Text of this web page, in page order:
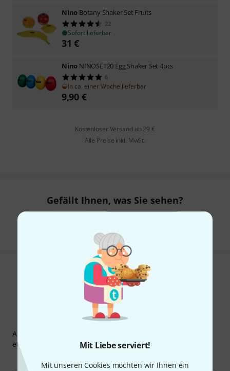
Mit Liebe serviert!
Mit unseren Cookies möchten wir Ihnen ein
Nino Botany Shaker Set Fruits
22
Sofort lieferbar
31 €
Nino NINOSET20 Egg Shaker Set 4pcs
6
In ca. einer Woche lieferbar
9,90 €
Kostenloser Versand ab 29 €
Alle Preise inkl. MwSt.
Gefällt Ihnen, was Sie sehen?
Thomann Newsletter
Abonniere den Thomann Newsletter und gewinne mit
etwas Glück einen von50 Gutscheinenüber jeweils